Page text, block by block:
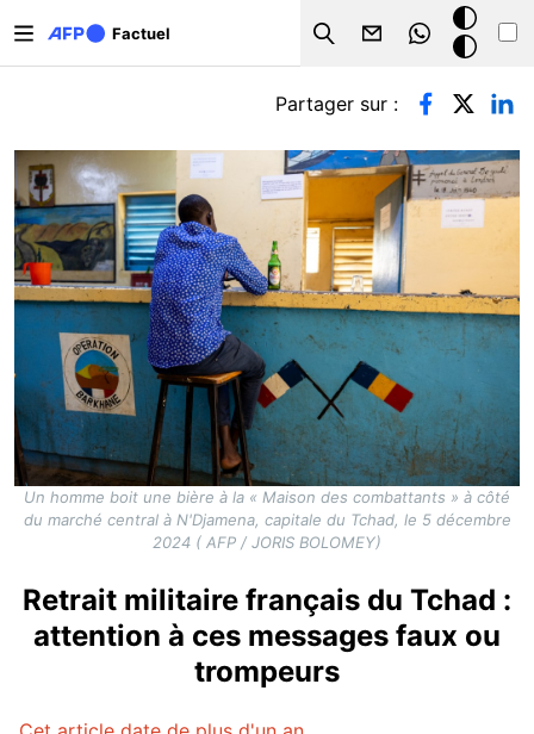
Factuel
Search
Mode
sombre
Onglets principaux
Partager sur :
Un homme boit une bière à la « Maison des combattants » à côté
du marché central à N'Djamena, capitale du Tchad, le 5 décembre
2024 ( AFP / JORIS BOLOMEY)
Retrait militaire français du Tchad :
attention à ces messages faux ou
trompeurs